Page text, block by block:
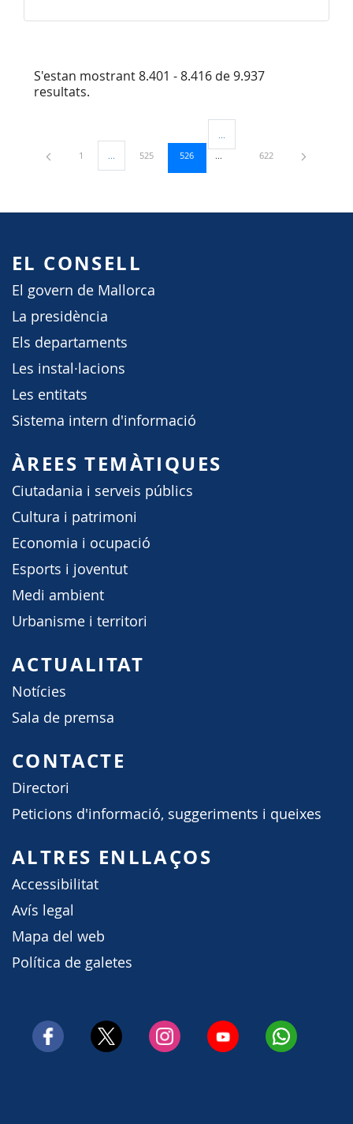
S'estan mostrant 8.401 - 8.416 de 9.937
resultats.
Pàgina
1 ...Pàgines intermèdies Utilitzeu TAB per navegar.
Pàgina
525 Pàgina
526
Pàgines intermèdies Utilitzeu
Pàgina
622
EL CONSELL
El govern de Mallorca
La presidència
Els departaments
Les instal·lacions
Les entitats
Sistema intern d'informació
ÀREES TEMÀTIQUES
Ciutadania i serveis públics
Cultura i patrimoni
Economia i ocupació
Esports i joventut
Medi ambient
Urbanisme i territori
ACTUALITAT
Notícies
Sala de premsa
CONTACTE
Directori
Peticions d'informació, suggeriments i queixes
ALTRES ENLLAÇOS
Accessibilitat
Avís legal
Mapa del web
Política de galetes